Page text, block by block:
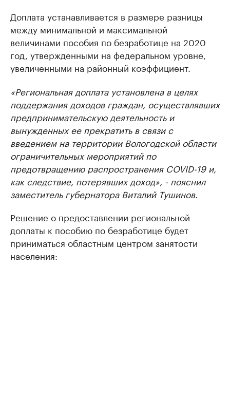
Доплата устанавливается в размере разницы
между минимальной и максимальной
величинами пособия по безработице на 2020
год, утвержденными на федеральном уровне,
увеличенными на районный коэффициент.
«Региональная доплата установлена в целях
поддержания доходов граждан, осуществлявших
предпринимательскую деятельность и
вынужденных ее прекратить в связи с
введением на территории Вологодской области
ограничительных мероприятий по
предотвращению распространения COVID-19 и,
как следствие, потерявших доход», - пояснил
заместитель губернатора Виталий Тушинов.
Решение о предоставлении региональной
доплаты к пособию по безработице будет
приниматься областным центром занятости
населения: